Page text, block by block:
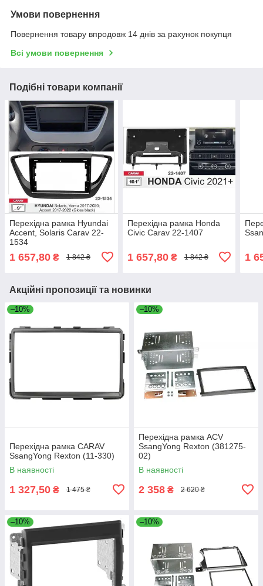
Умови повернення
Повернення товару впродовж 14 днів за рахунок покупця
Всі умови повернення
Подібні товари компанії
Перехідна рамка Hyundai
Accent, Solaris Carav 22-
1534
1 657,80 ₴ 1 842 ₴
Перехідна рамка Honda
Civic Carav 22-1407
1 657,80₴ 1 842 ₴ 1
Акційні пропозиції та новинки
–10%
Перехідна рамка CARAV
SsangYong Rexton (11-330)
В наявності
1 327,50 ₴ 1 475 ₴
–10%
Перехідна рамка ACV
SsangYong Rexton (381275-
02)
В наявності
2 358 ₴ 2 620 ₴
–10% –10%